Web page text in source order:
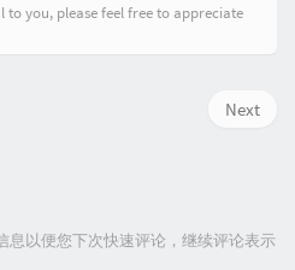
you, please feel free to appreciate
Next
息以便您下次快速评论，继续评论表示